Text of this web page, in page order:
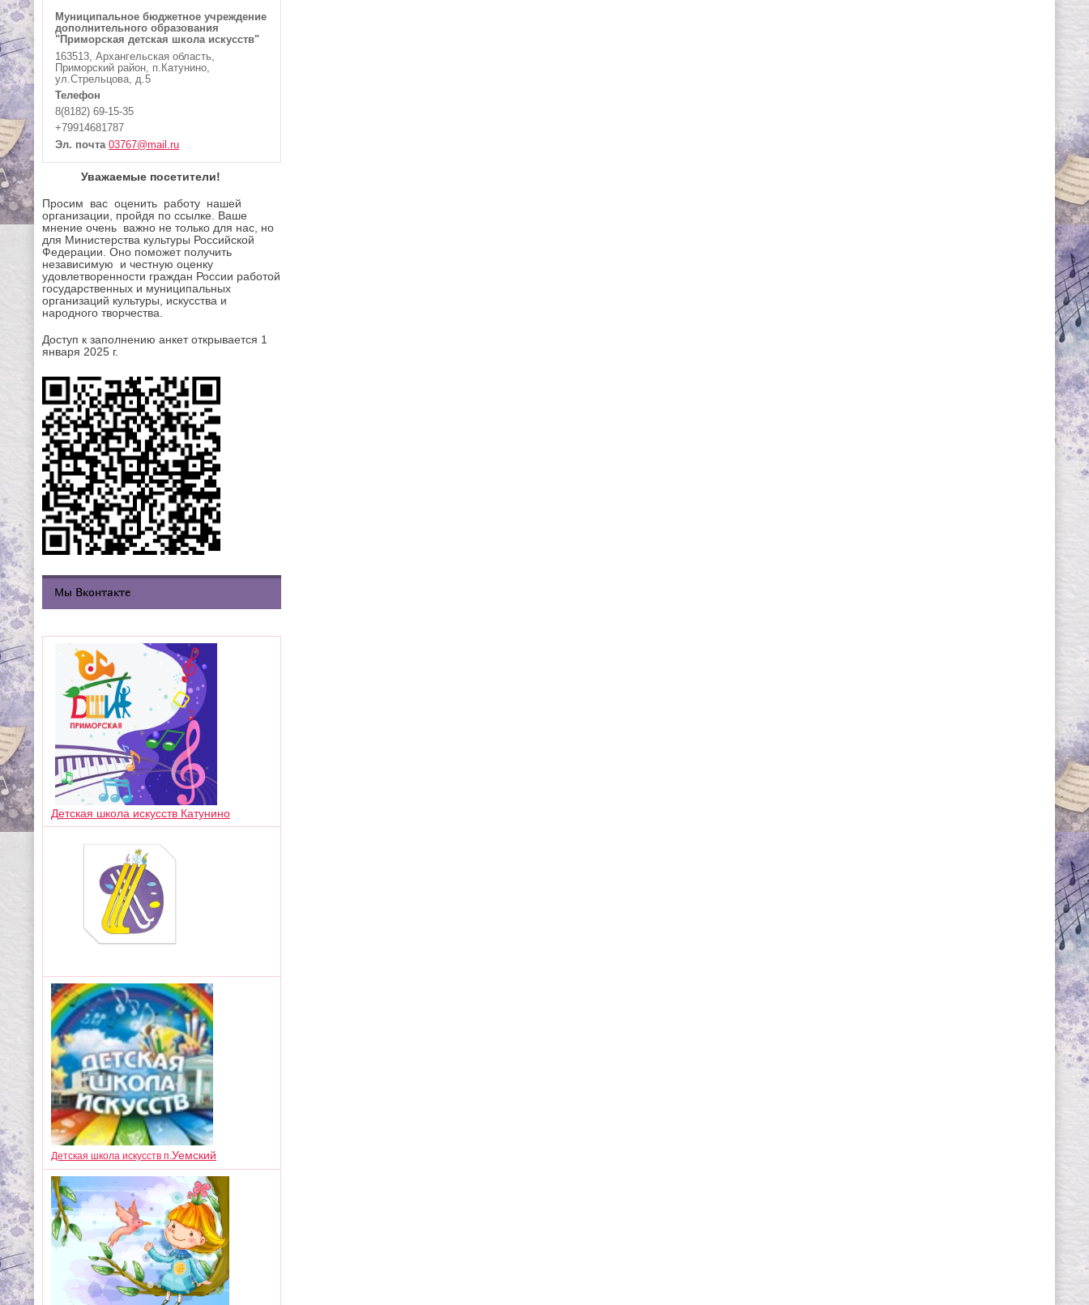
Муниципальное бюджетное учреждение
дополнительного образования
"Приморская детская школа искусств"
163513, Архангельская область,
Приморский район, п.Катунино,
ул.Стрельцова, д.5
Телефон
8(8182) 69-15-35
+79914681787
Эл. почта 03767@mail.ru
Уважаемые посетители!
Просим вас оценить работу нашей
организации, пройдя по ссылке. Ваше
мнение очень важно не только для нас, но
для Министерства культуры Российской
Федерации. Оно поможет получить
независимую и честную оценку
удовлетворенности граждан России работой
государственных и муниципальных
организаций культуры, искусства и
народного творчества.
Доступ к заполнению анкет открывается 1
января 2025 г.
Мы Вконтакте
Детская школа искусств Катунино
Детская школа искусств п.Уемский